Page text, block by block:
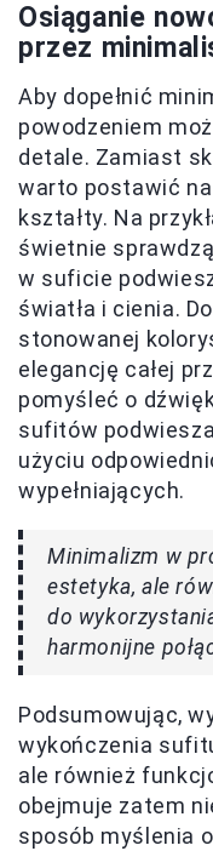
Osiąganie
przez
Aby dopełnić
powodzeniem
detale. Zamiast
warto postawić
kształty. Na
świetnie
w suficie
światła i cienia.
stonowanej
elegancję całej
pomyśleć o
sufitów
użyciu
wypełniających.
Minimalizm w
estetyka, ale
do
harmonijne
Podsumowując,
wykończenia
ale również
obejmuje zatem
sposób myślenia